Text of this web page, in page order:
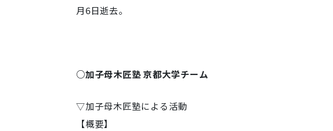
月6日逝去。
○加子母木匠塾 京都大学チーム
▽加子母木匠塾による活動
【概要】